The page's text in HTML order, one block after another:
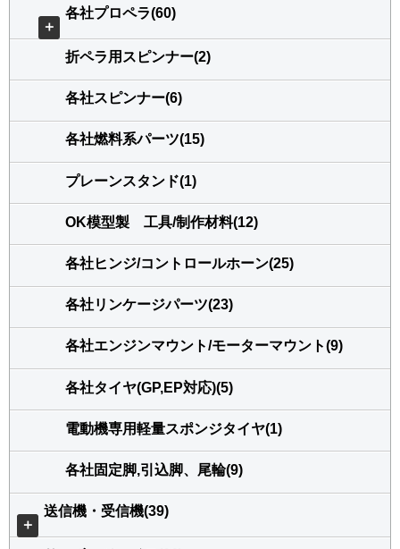
＋
各社プロペラ(60)
折ペラ用スピンナー(2)
各社スピンナー(6)
各社燃料系パーツ(15)
プレーンスタンド(1)
OK模型製 工具/制作材料(12)
各社ヒンジ/コントロールホーン(25)
各社リンケージパーツ(23)
各社エンジンマウント/モーターマウント(9)
各社タイヤ(GP,EP対応)(5)
電動機専用軽量スポンジタイヤ(1)
各社固定脚,引込脚、尾輪(9)
＋
送信機・受信機(39)